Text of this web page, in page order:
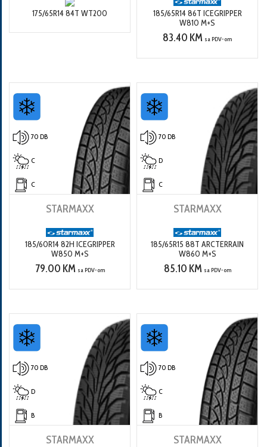
175/65R14 84T WT200
185/65R14 86T ICEGRIPPER
W810 M+S
83.40 KM sa PDV-om
70 DB
C
C
STARMAXX
185/60R14 82H ICEGRIPPER
W850 M+S
79.00 KM sa PDV-om
70 DB
D
C
STARMAXX
185/65R15 88T ARCTERRAIN
W860 M+S
85.10 KM sa PDV-om
70 DB
D
B
STARMAXX
70 DB
C
B
STARMAXX